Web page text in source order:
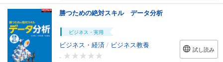
勝つための絶対スキル データ分析
ビジネス・実用
ビジネス・経済 / ビジネス教養
-
試し読み